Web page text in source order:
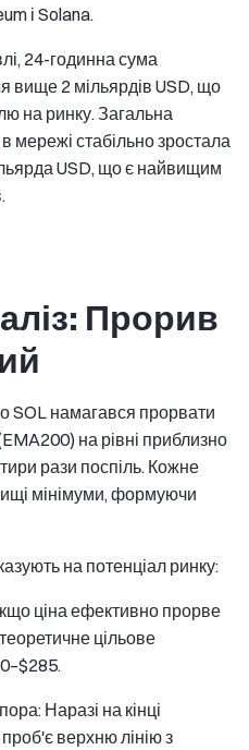
і Solana.
24-годинна сума
вище 2 мільярдів USD, що
на ринку. Загальна
мережі стабільно зростала
USD, що є найвищим
Прорив
SOL намагався прорвати
на рівні приблизно
рази поспіль. Кожне
мінімуми, формуючи
на потенціал ринку:
ціна ефективно прорве
цільове
Наразі на кінці
верхню лінію з